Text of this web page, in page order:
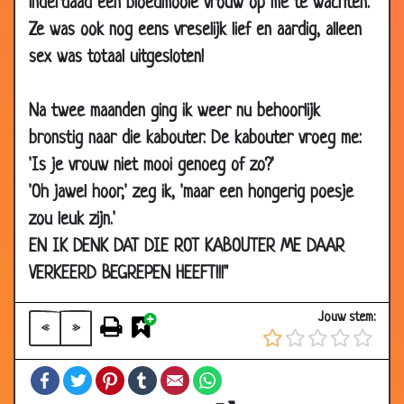
Ze was ook nog eens vreselijk lief en aardig, alleen
sex was totaal uitgesloten!
Na twee maanden ging ik weer nu behoorlijk
bronstig naar die kabouter. De kabouter vroeg me:
'Is je vrouw niet mooi genoeg of zo?'
'Oh jawel hoor,' zeg ik, 'maar een hongerig poesje
zou leuk zijn.'
EN IK DENK DAT DIE ROT KABOUTER ME DAAR
VERKEERD BEGREPEN HEEFT!!!"
« »
Jouw stem:
FacebookTwitterPinterestTumblrEmail
2007
2007
2e huwelijk
2007
23 Apr
2007
Als een echte vrouw 3.81
23 Apr
2007
Geld besparen 3.52
23 Apr
2007
Valentijn kaartjes 2.59
19 Apr
2007
Vrouw, getrouwd en dronken 3.53
2007